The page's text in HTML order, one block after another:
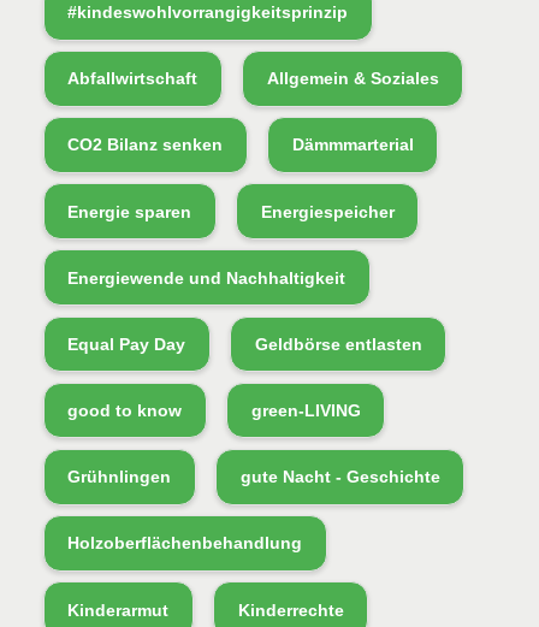
#kindeswohlvorrangigkeitsprinzip
Abfallwirtschaft Allgemein & Soziales
CO2 Bilanz senken Dämmmarterial
Energie sparen Energiespeicher
Energiewende und Nachhaltigkeit
Equal Pay Day Geldbörse entlasten
good to know green-LIVING
Grühnlingen gute Nacht - Geschichte
Holzoberflächenbehandlung
Kinderarmut Kinderrechte